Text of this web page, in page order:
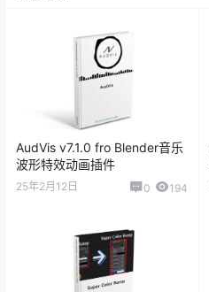
AudVis v7.1.0 fro Blender音乐
波形特效动画插件
25年2月12日 0 194